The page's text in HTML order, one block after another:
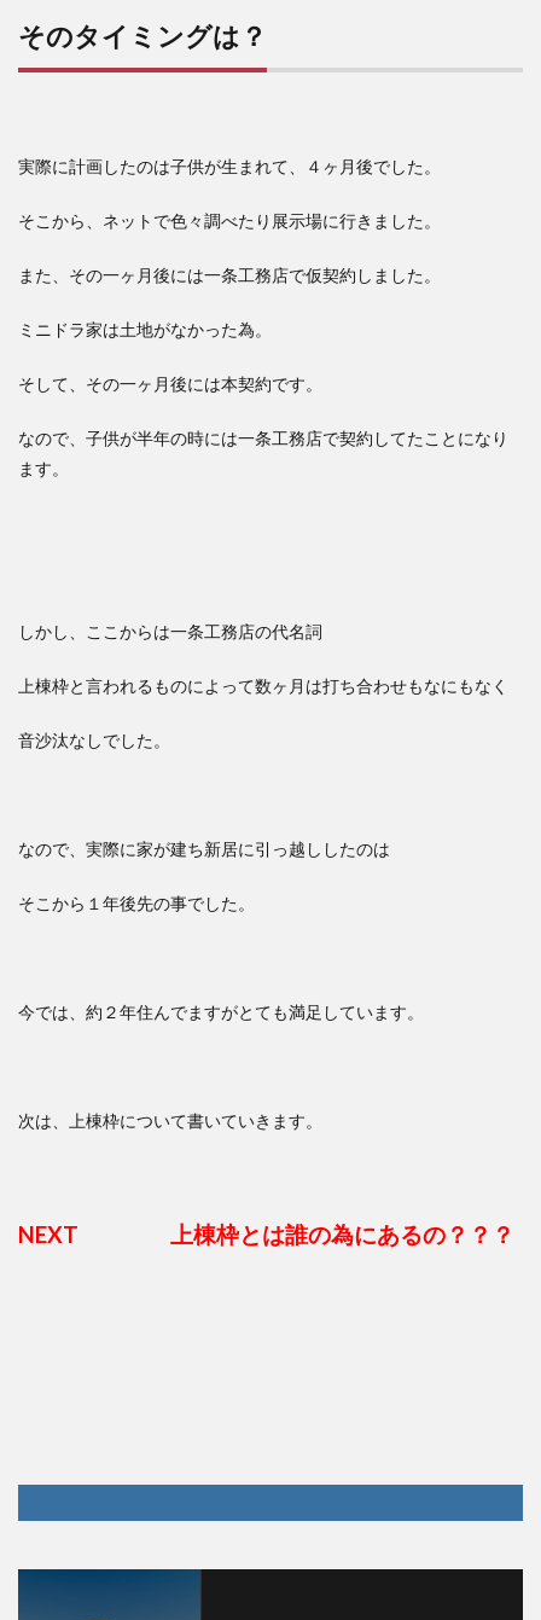
そのタイミングは？
実際に計画したのは子供が生まれて、４ヶ月後でした。
そこから、ネットで色々調べたり展示場に行きました。
また、その一ヶ月後には一条工務店で仮契約しました。
ミニドラ家は土地がなかった為。
そして、その一ヶ月後には本契約です。
なので、子供が半年の時には一条工務店で契約してたことになり
ます。
しかし、ここからは一条工務店の代名詞
上棟枠と言われるものによって数ヶ月は打ち合わせもなにもなく
音沙汰なしでした。
なので、実際に家が建ち新居に引っ越ししたのは
そこから１年後先の事でした。
今では、約２年住んでますがとても満足しています。
次は、上棟枠について書いていきます。
NEXT 上棟枠とは誰の為にあるの？？？